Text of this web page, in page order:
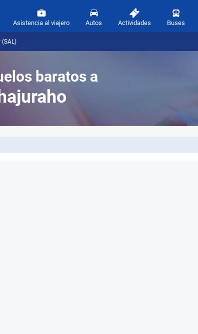
Asistencia al viajero Autos Actividades Buses
baratos a